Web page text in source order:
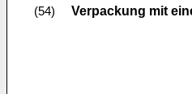
(54) Verpackung mit